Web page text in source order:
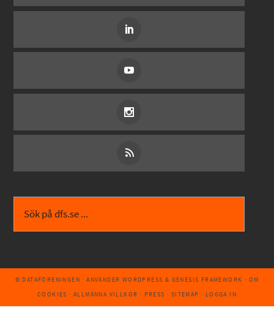
© DATAFÖRENINGEN · ANVÄNDER WORDPRESS & GENESIS FRAMEWORK · OM
COOKIES · ALLMÄNNA VILLKOR · PRESS · SITEMAP · LOGGA IN